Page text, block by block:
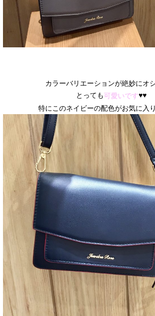
カラーバリエーションが絶妙にオ
とっても 可愛いです♥♥
特にこのネイビーの配色がお気に